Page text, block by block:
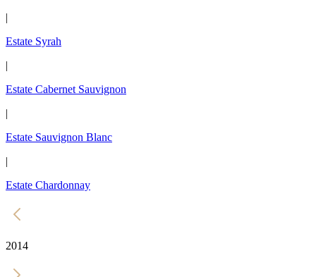
|
Estate Syrah
|
Estate Cabernet Sauvignon
|
Estate Sauvignon Blanc
|
Estate Chardonnay
2014